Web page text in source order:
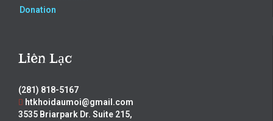
Donation
Liên Lạc
(281) 818-5167
htkhoidaumoi@gmail.com
3535 Briarpark Dr. Suite 215,